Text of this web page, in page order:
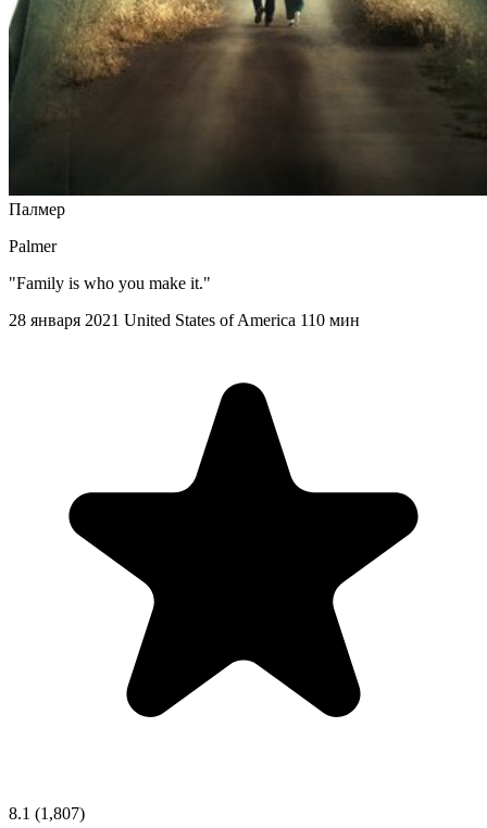
Палмер
Palmer
"Family is who you make it."
28 января 2021 United States of America 110 мин
8.1 (1,807)